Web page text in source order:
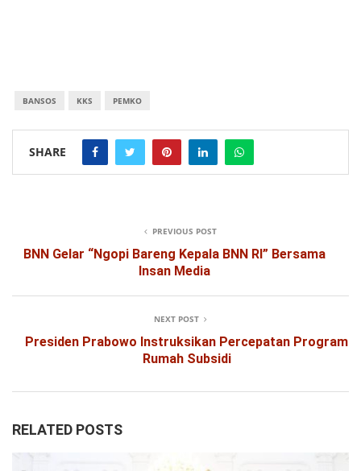
BANSOS KKS PEMKO
SHARE
PREVIOUS POST
BNN Gelar “Ngopi Bareng Kepala BNN RI” Bersama
Insan Media
NEXT POST
Presiden Prabowo Instruksikan Percepatan Program
Rumah Subsidi
RELATED POSTS